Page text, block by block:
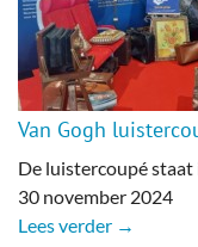
Bedrijven
Prikbord &
Plaats bericht
Van Gogh
De luistercoupé
30 november 2024
Lees verder →